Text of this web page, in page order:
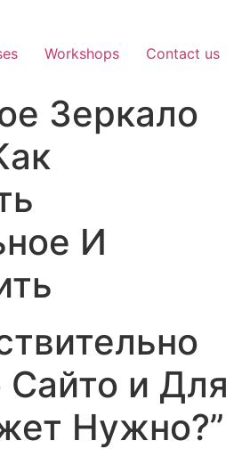
Workshops Contact us
Зеркало
И
Сайто и Для
Нужно?”